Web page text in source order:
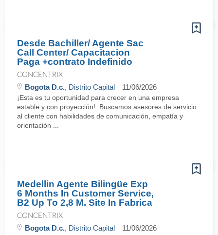
Desde Bachiller/ Agente Sac
Call Center/ Capacitacion
Paga +contrato Indefinido
CONCENTRIX
Bogota D.c., Distrito Capital 11/06/2026
¡Esta es tu oportunidad para crecer en una empresa
estable y con proyección! Buscamos asesores de servicio
al cliente con habilidades de comunicación, empatía y
orientación ...
Medellin Agente Bilingüe Exp
6 Months In Customer Service,
B2 Up To 2,8 M. Site In Fabrica
CONCENTRIX
Bogota D.c., Distrito Capital 11/06/2026